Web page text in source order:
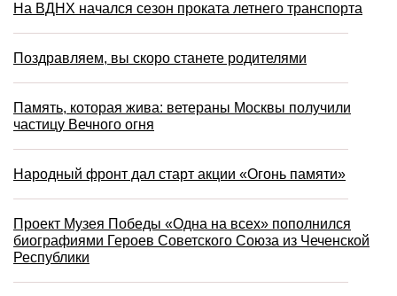
На ВДНХ начался сезон проката летнего транспорта
Поздравляем, вы скоро станете родителями
Память, которая жива: ветераны Москвы получили
частицу Вечного огня
Народный фронт дал старт акции «Огонь памяти»
Проект Музея Победы «Одна на всех» пополнился
биографиями Героев Советского Союза из Чеченской
Республики